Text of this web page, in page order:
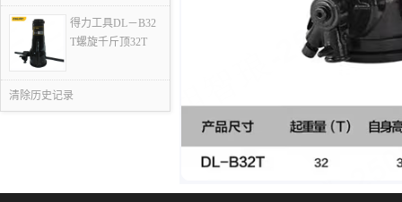
得力工具DL－B32
T螺旋千斤顶32T
清除历史记录